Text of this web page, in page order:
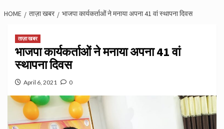
HOME ताज़ा खबर भाजपा कार्यकर्ताओं ने मनाया अपना 41 वां स्थापना दिवस
ताज़ा खबर
भाजपा कार्यकर्ताओं ने मनाया अपना 41 वां
स्थापना दिवस
April 6, 2021 0